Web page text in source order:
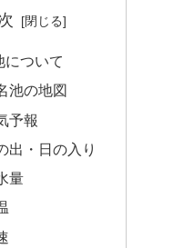
について
池の地図
予報
出・日の入り
量